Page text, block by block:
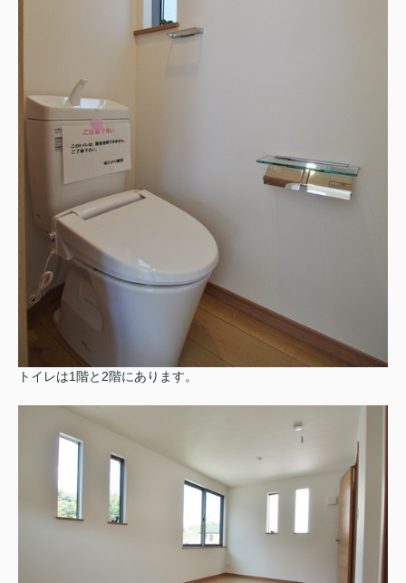
トイレは1階と2階にあります。